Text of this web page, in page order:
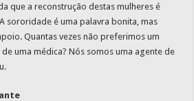
que a reconstrução destas mulheres é
sororidade é uma palavra bonita, mas
Quantas vezes não preferimos um
uma médica? Nós somos uma agente de